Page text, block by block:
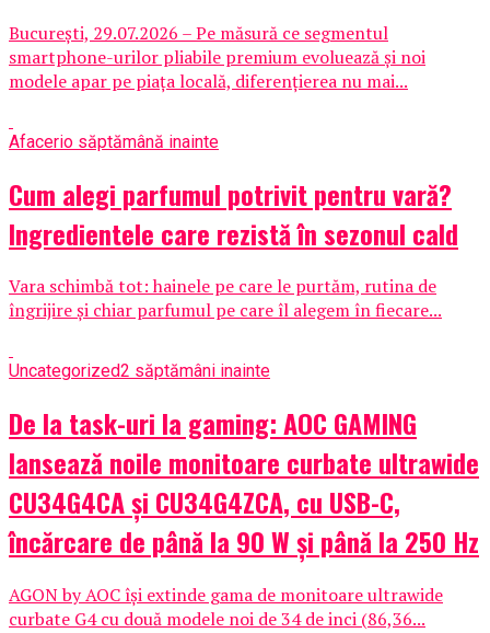
București, 29.07.2026 – Pe măsură ce segmentul
smartphone-urilor pliabile premium evoluează și noi
modele apar pe piața locală, diferențierea nu mai...
Afacerio săptămână inainte
Cum alegi parfumul potrivit pentru vară?
Ingredientele care rezistă în sezonul cald
Vara schimbă tot: hainele pe care le purtăm, rutina de
îngrijire și chiar parfumul pe care îl alegem în fiecare...
Uncategorized2 săptămâni inainte
De la task-uri la gaming: AOC GAMING
lansează noile monitoare curbate ultrawide
CU34G4CA și CU34G4ZCA, cu USB-C,
încărcare de până la 90 W și până la 250 Hz
AGON by AOC își extinde gama de monitoare ultrawide
curbate G4 cu două modele noi de 34 de inci (86,36...